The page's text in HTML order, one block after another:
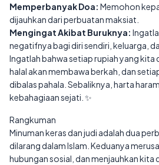
Memperbanyak Doa: Memohon
dijauhkan dari perbuatan maksiat.
Mengingat Akibat Buruknya:
negatifnya bagi diri sendiri, keluarga,
Ingatlah bahwa setiap rupiah yang kita
halal akan membawa berkah, dan
dibalas pahala. Sebaliknya, harta
kebahagiaan sejati. ✨
Rangkuman
Minuman keras dan judi adalah dua
dilarang dalam Islam. Keduanya
hubungan sosial, dan menjauhkan kita